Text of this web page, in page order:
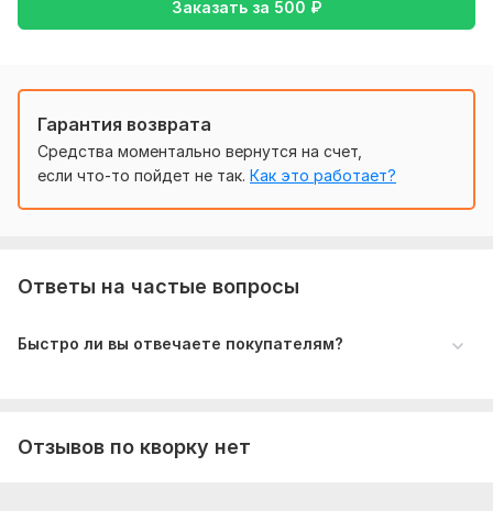
Тематика:
с Английского на Русский
с Русского на Английский
Заказать за 500 ₽
Гарантия возврата
Средства моментально вернутся на счет,
если что-то пойдет не так. Как это работает?
Ответы на частые вопросы
Быстро ли вы отвечаете покупателям?
Отзывов по кворку нет